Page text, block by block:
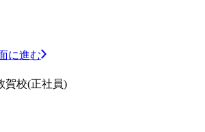
に進む
賀校(正社員)